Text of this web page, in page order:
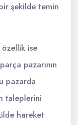
şekilde temin
ise
pazarının
pazarda
taleplerini
hareket